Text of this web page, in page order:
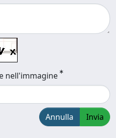
nell'immagine
Annulla Invia